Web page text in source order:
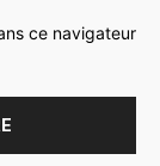
ce navigateur